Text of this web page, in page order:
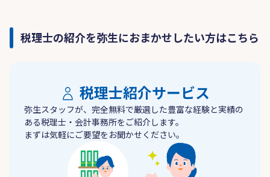
税理士の紹介を弥生におまかせしたい方はこちら
税理士紹介サービス
弥生スタッフが、完全無料で厳選した豊富な経験と実績の
ある税理士・会計事務所をご紹介します。
まずは気軽にご要望をお聞かせください。